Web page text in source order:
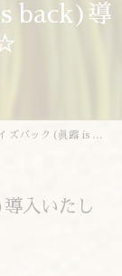
back)導
ク(眞露 is back)導入いたしました☆
入いたし